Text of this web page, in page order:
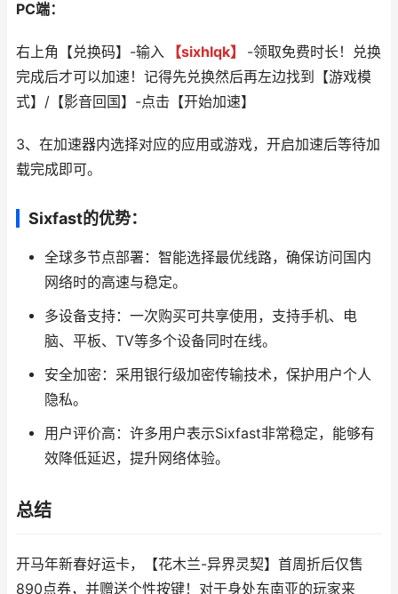
PC端：
右上角【兑换码】-输入 【sixhlqk】
-领取免费时长！兑换
完成后才可以加速！记得先兑换然后再左边找到【游戏模
式】/【影音回国】-点击【开始加速】
3、在加速器内选择对应的应用或游戏，开启加速后等待加
载完成即可。
Sixfast的优势：
全球多节点部署：智能选择最优线路，确保访问国内
网络时的高速与稳定。
多设备支持：一次购买可共享使用，支持手机、电
脑、平板、TV等多个设备同时在线。
安全加密：采用银行级加密传输技术，保护用户个人
隐私。
用户评价高：许多用户表示Sixfast非常稳定，能够有
效降低延迟，提升网络体验。
总结
开马年新春好运卡，【花木兰-异界灵契】首周折后仅售
890点券，并赠送个性按键！对于身处东南亚的玩家来